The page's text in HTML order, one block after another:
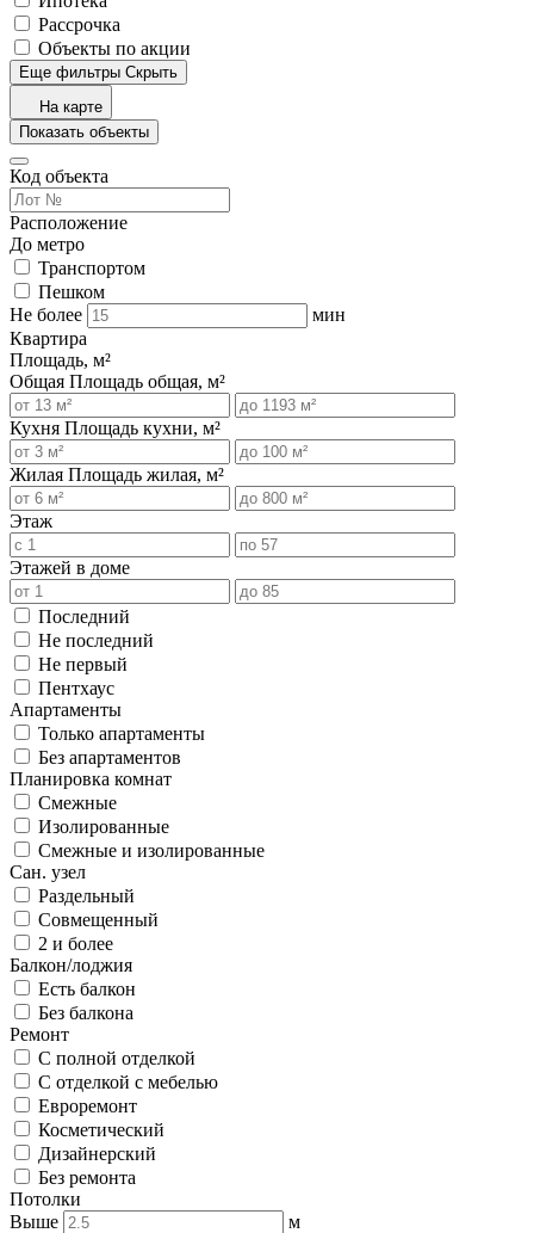
Рассрочка
Объекты по акции
Еще фильтры Скрыть
На карте
Показать объекты
Код объекта
Расположение
До метро
Транспортом
Пешком
Не более
мин
Квартира
Площадь, м²
Общая Площадь общая, м²
Кухня Площадь кухни, м²
Жилая Площадь жилая, м²
Этаж
Этажей в доме
Последний
Не последний
Не первый
Пентхаус
Апартаменты
Только апартаменты
Без апартаментов
Планировка комнат
Смежные
Изолированные
Смежные и изолированные
Сан. узел
Раздельный
Совмещенный
2 и более
Балкон/лоджия
Есть балкон
Без балкона
Ремонт
С полной отделкой
С отделкой с мебелью
Евроремонт
Косметический
Дизайнерский
Без ремонта
Потолки
Выше
м